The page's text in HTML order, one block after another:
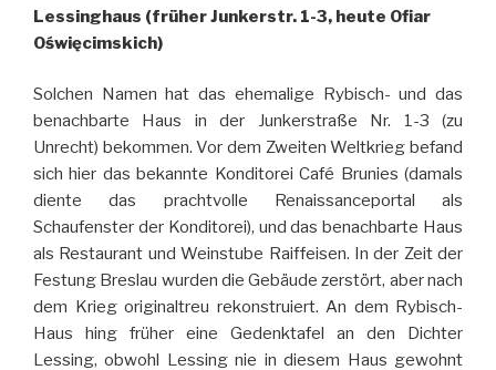
Lessinghaus (früher Junkerstr. 1-3, heute Ofiar
Oświęcimskich)
Solchen Namen hat das ehemalige Rybisch- und das
benachbarte Haus in der Junkerstraße Nr. 1-3 (zu
Unrecht) bekommen. Vor dem Zweiten Weltkrieg befand
sich hier das bekannte Konditorei Café Brunies (damals
diente das prachtvolle Renaissanceportal als
Schaufenster der Konditorei), und das benachbarte Haus
als Restaurant und Weinstube Raiffeisen. In der Zeit der
Festung Breslau wurden die Gebäude zerstört, aber nach
dem Krieg originaltreu rekonstruiert. An dem Rybisch-
Haus hing früher eine Gedenktafel an den Dichter
Lessing, obwohl Lessing nie in diesem Haus gewohnt